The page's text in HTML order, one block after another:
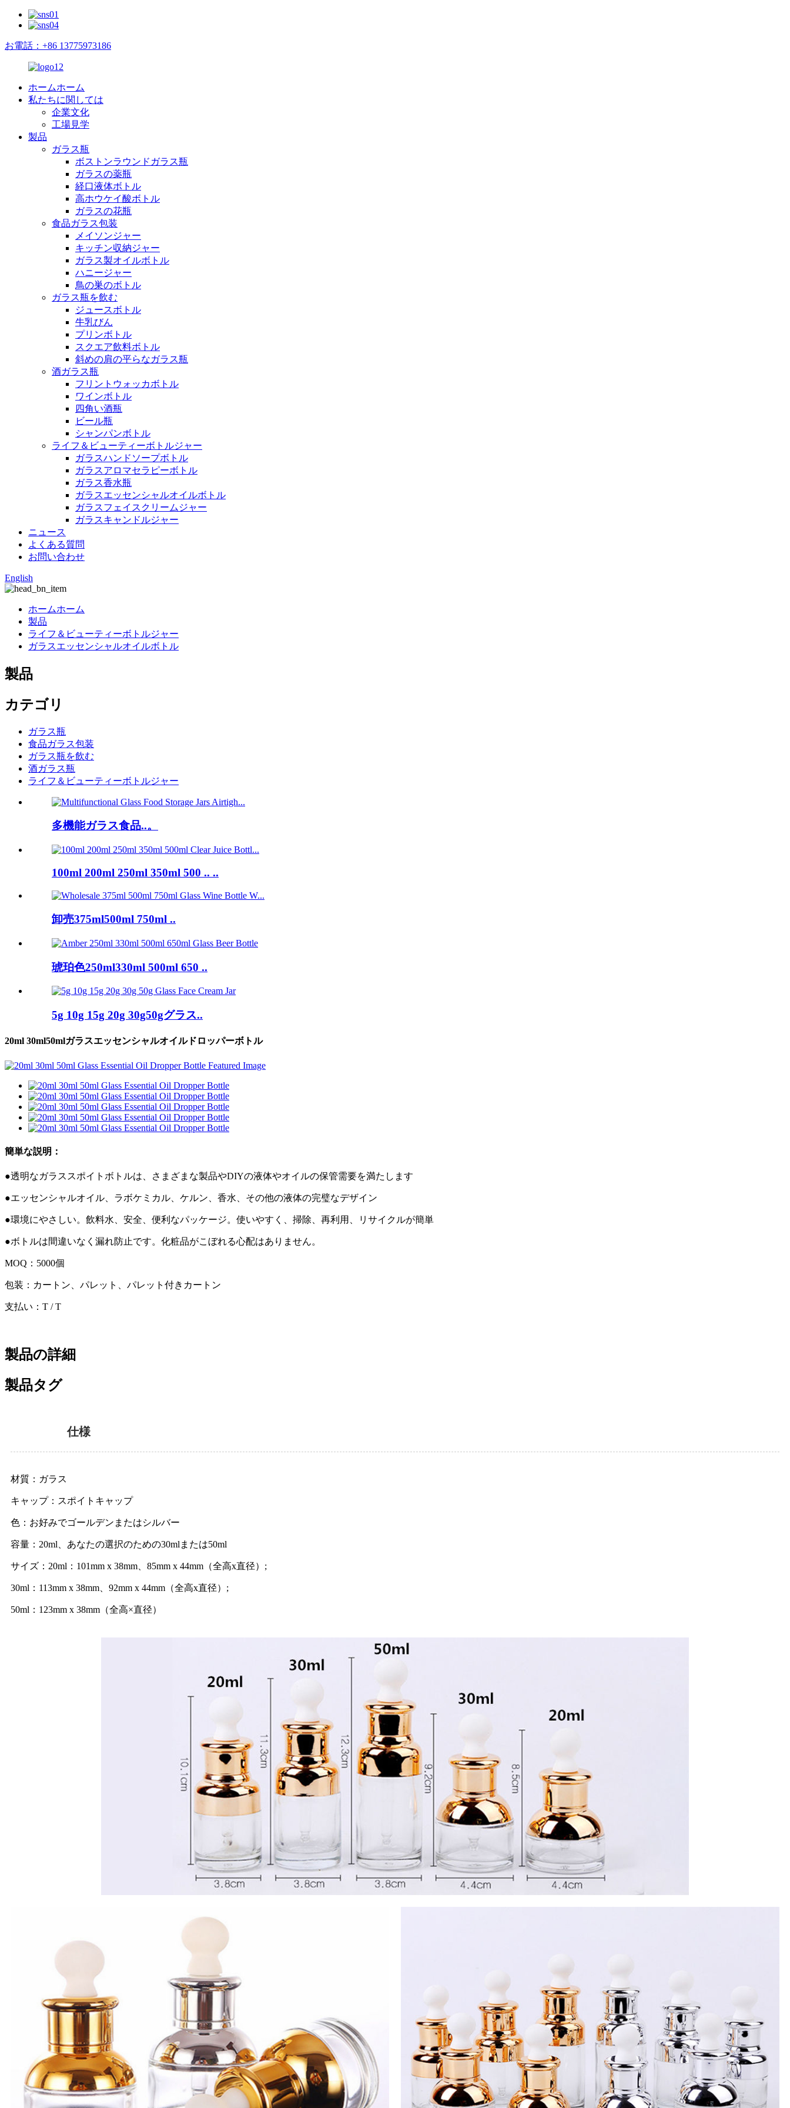
お電話：+86 13775973186
ホームホーム
私たちに関しては
企業文化
工場見学
製品
ガラス瓶
ボストンラウンドガラス瓶
ガラスの薬瓶
経口液体ボトル
高ホウケイ酸ボトル
ガラスの花瓶
食品ガラス包装
メイソンジャー
キッチン収納ジャー
ガラス製オイルボトル
ハニージャー
鳥の巣のボトル
ガラス瓶を飲む
ジュースボトル
牛乳びん
プリンボトル
スクエア飲料ボトル
斜めの肩の平らなガラス瓶
酒ガラス瓶
フリントウォッカボトル
ワインボトル
四角い酒瓶
ビール瓶
シャンパンボトル
ライフ＆ビューティーボトルジャー
ガラスハンドソープボトル
ガラスアロマセラピーボトル
ガラス香水瓶
ガラスエッセンシャルオイルボトル
ガラスフェイスクリームジャー
ガラスキャンドルジャー
ニュース
よくある質問
お問い合わせ
English
ホームホーム
製品
ライフ＆ビューティーボトルジャー
ガラスエッセンシャルオイルボトル
製品
カテゴリ
ガラス瓶
食品ガラス包装
ガラス瓶を飲む
酒ガラス瓶
ライフ＆ビューティーボトルジャー
多機能ガラス食品..。
100ml 200ml 250ml 350ml 500 .. ..
卸売375ml500ml 750ml ..
琥珀色250ml330ml 500ml 650 ..
5g 10g 15g 20g 30g50gグラス..
20ml 30ml50mlガラスエッセンシャルオイルドロッパーボトル
簡単な説明：
●透明なガラススポイトボトルは、さまざまな製品やDIYの液体やオイルの保管需要を満たします
●エッセンシャルオイル、ラボケミカル、ケルン、香水、その他の液体の完璧なデザイン
●環境にやさしい。飲料水、安全、便利なパッケージ。使いやすく、掃除、再利用、リサイクルが簡単
●ボトルは間違いなく漏れ防止です。化粧品がこぼれる心配はありません。
MOQ：5000個
包装：カートン、パレット、パレット付きカートン
支払い：T / T
製品の詳細
製品タグ
仕様
材質：ガラス
キャップ：スポイトキャップ
色：お好みでゴールデンまたはシルバー
容量：20ml あなたの選択のための30mlまたは50ml
サイズ：20ml：101mm x 38mm、85mm x 44mm（全高x直径）;
30ml：113mm x 38mm、92mm x 44mm（全高x直径）;
50ml：123mm x 38mm（全高×直径）